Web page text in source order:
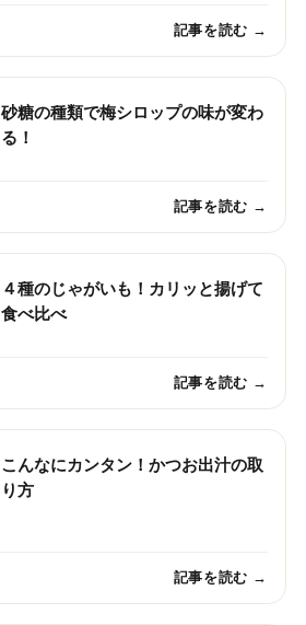
記事を読む →
砂糖の種類で梅シロップの味が変わ
る！
記事を読む →
４種のじゃがいも！カリッと揚げて
食べ比べ
記事を読む →
こんなにカンタン！かつお出汁の取
り方
記事を読む →